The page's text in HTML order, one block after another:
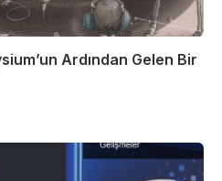
Ardından Gelen Bir